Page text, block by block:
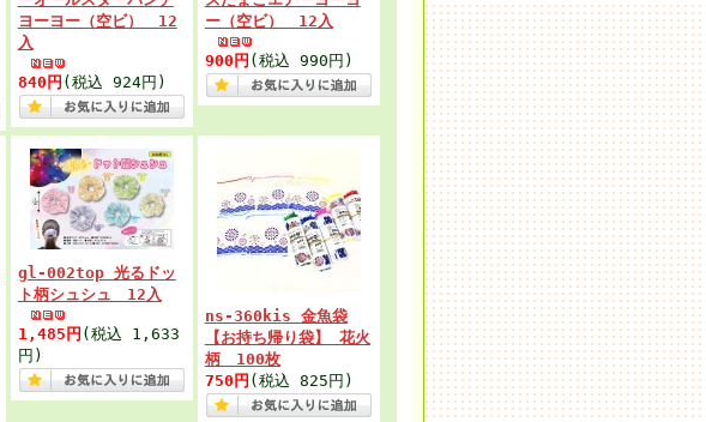
ヨーヨー（空ビ） 12
入
840円 (税込 924円)
ー（空ビ） 12入
900円 (税込 990円)
gl-002top 光るドッ
ト柄シュシュ 12入
1,485円 (税込 1,633
円)
ns-360kis 金魚袋
【お持ち帰り袋】 花火
柄 100枚
750円 (税込 825円)